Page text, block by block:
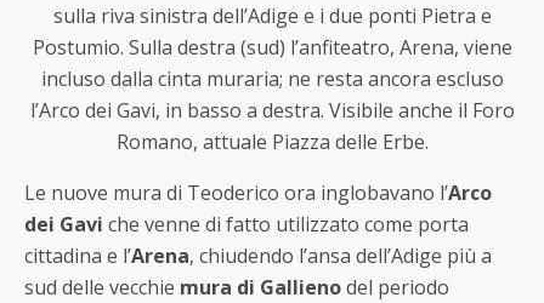
sulla riva sinistra dell’Adige e i due ponti Pietra e
Postumio. Sulla destra (sud) l’anfiteatro, Arena, viene
incluso dalla cinta muraria; ne resta ancora escluso
l’Arco dei Gavi, in basso a destra. Visibile anche il Foro
Romano, attuale Piazza delle Erbe.
Le nuove mura di Teoderico ora inglobavano l’Arco
dei Gavi che venne di fatto utilizzato come porta
cittadina e l’Arena, chiudendo l’ansa dell’Adige più a
sud delle vecchie mura di Gallienodel periodo